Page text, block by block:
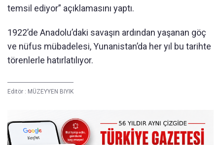
temsil ediyor” açıklamasını yaptı.
1922’de Anadolu’daki savaşın ardından yaşanan göç
ve nüfus mübadelesi, Yunanistan’da her yıl bu tarihte
törenlerle hatırlatılıyor.
Editör : MÜZEYYEN BIYIK